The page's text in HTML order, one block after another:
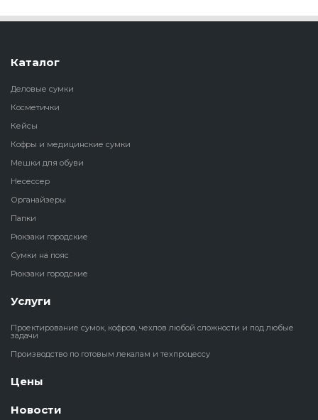
Каталог
Деловые сумки
Косметички
Кейсы
Кофры и медицинские сумки
Мешки для обуви
Несессер
Органайзеры
Папки
Рюкзаки городские
Сумки на пояс
Рюкзаки городские
Услуги
Проектирование сумок, кофров, чехлов любой сложности и под любые
задачи
Производство по готовым лекалам и техпроцессу
Цены
Новости